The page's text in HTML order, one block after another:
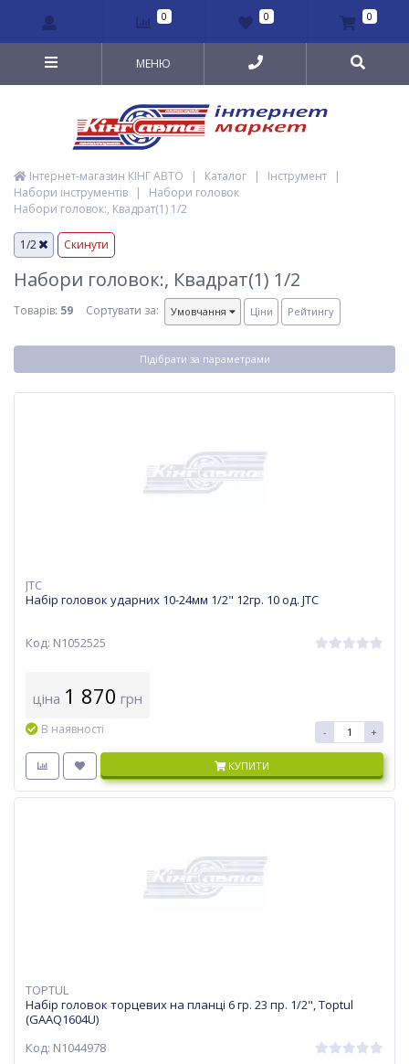
0 0 0
МЕНЮ
Інтернет-магазин КІНГ АВТО | Каталог | Інструмент
|
Набори інструментів
|
Набори головок
Набори головок:, Квадрат(1) 1/2
1/2 Скинути
Набори головок:, Квадрат(1) 1/2
Товарів: 59 Сортувати за: Умовчання Ціни Рейтингу
Підібрати за параметрами
JTC
Набір головок ударних 10-24мм 1/2" 12гр. 10 од. JTC
Код: N1052525
ціна 1 870 грн
В наявності - +
КУПИТИ
TOPTUL
Набір головок торцевих на планці 6 гр. 23 пр. 1/2", Toptul
(GAAQ1604U)
Код: N1044978